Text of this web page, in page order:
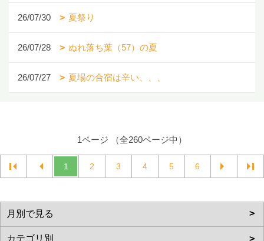
26/07/30 夏祭り
26/07/28 ぬれ落ち葉（57）の夏
26/07/27 夏場の合宿は辛い、、、
1ページ （全260ページ中）
1 2 3 4 5 6